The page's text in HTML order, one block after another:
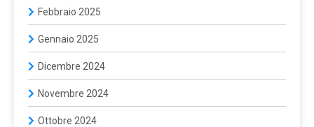
Febbraio 2025
Gennaio 2025
Dicembre 2024
Novembre 2024
Ottobre 2024